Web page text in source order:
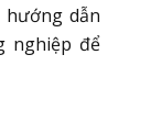
hướng dẫn
nghiệp để